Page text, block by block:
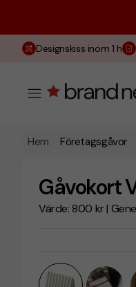
Designskiss inom 1 h
Hem Företagsgåvor
Gåvokort
Värde: 800 kr |